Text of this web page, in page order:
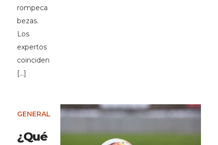
rompeca
bezas.
Los
expertos
coinciden
[…]
GENERAL
¿Qué